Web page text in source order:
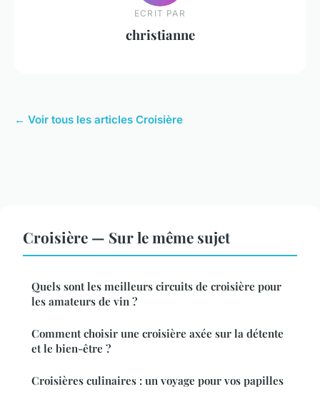
ECRIT PAR
christianne
← Voir tous les articles Croisière
Croisière — Sur le même sujet
Quels sont les meilleurs circuits de croisière pour
les amateurs de vin ?
Comment choisir une croisière axée sur la détente
et le bien-être ?
Croisières culinaires : un voyage pour vos papilles